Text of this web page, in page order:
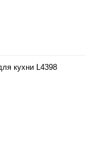
кухни L4398